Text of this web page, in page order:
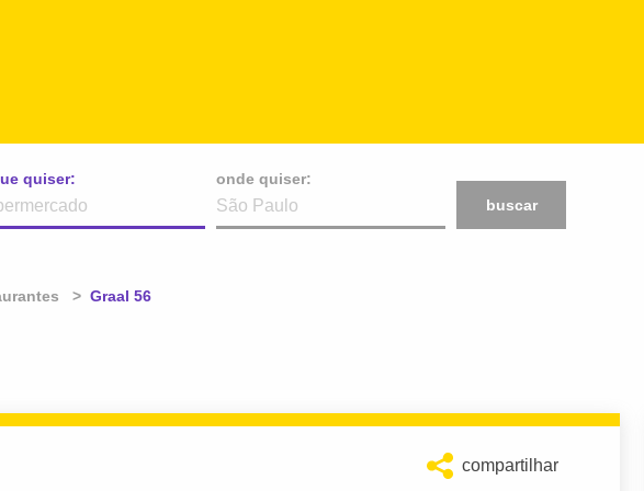
quiser:
onde quiser:
buscar
Atual:
Graal 56
compartilhar